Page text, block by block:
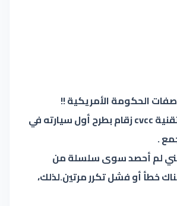
الحكومة الأمريكية !!
بتلك المواصفات ونجح هوندا ، بذلك واخترع أول محرك محافظ على البيئة بتقنية cvcc زقام بطرح أول سيارته في
أنني لم أحصد سوى سلسلة من
خطأ أو فشل تكرر مرتين.لذلك،